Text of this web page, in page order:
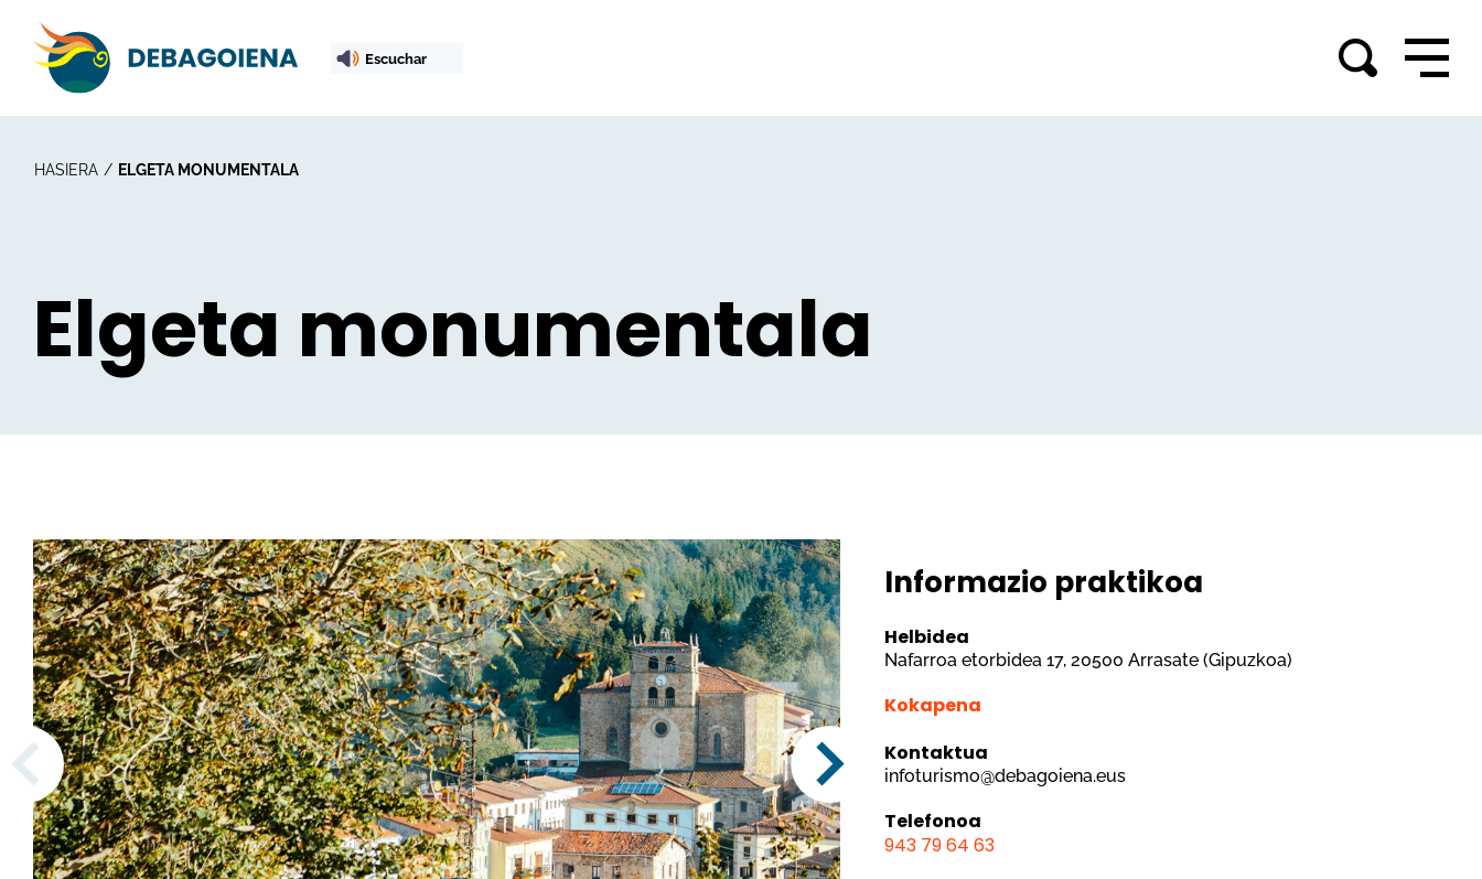
Escuchar
HASIERA ELGETA MONUMENTALA
Elgeta monumentala
Informazio praktikoa
Helbidea
Nafarroa etorbidea 17, 20500 Arrasate (Gipuzkoa)
Kokapena
Kontaktua
infoturismo@debagoiena.eus
Telefonoa
943 79 64 63